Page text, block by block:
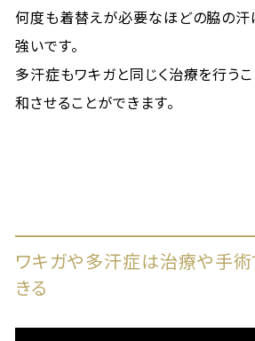
何度も着替えが必要なほどの脇の
強いです。
多汗症もワキガと同じく治療を行う
和させることができます。
ワキガや多汗症は治療や手術
きる